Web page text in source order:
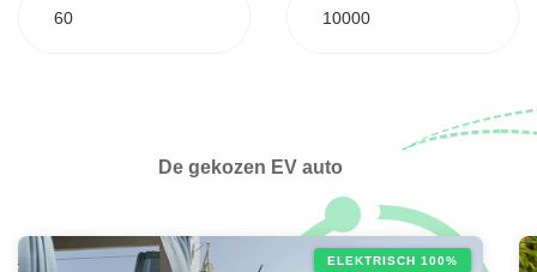
60 10000
De gekozen EV auto
ELEKTRISCH 100%